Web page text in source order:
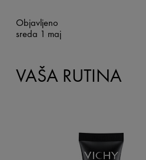
Objavljeno
sreda 1 maj
VAŠA RUTINA